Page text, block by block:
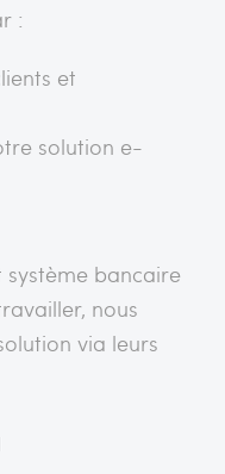
:
et
solution e-
bancaire
nous
via leurs